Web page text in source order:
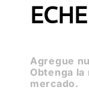
Agregue
Obtenga
mercado.